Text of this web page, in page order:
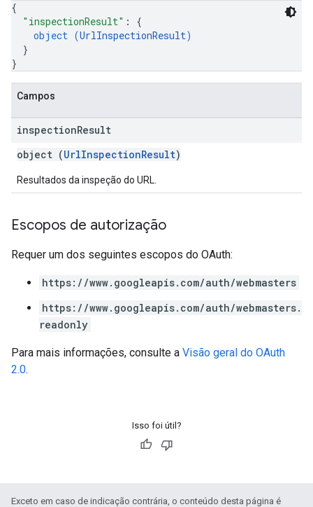
{
"inspectionResult" : {
object (UrlInspectionResult)
}
}
Campos
inspectionResult
object (UrlInspectionResult)
Resultados da inspeção do URL.
Escopos de autorização
Requer um dos seguintes escopos do OAuth:
https://www.googleapis.com/auth/webmasters
https://www.googleapis.com/auth/webmasters.
readonly
Para mais informações, consulte a Visão geral do OAuth
2.0.
Isso foi útil?
Exceto em caso de indicação contrária, o conteúdo desta página é